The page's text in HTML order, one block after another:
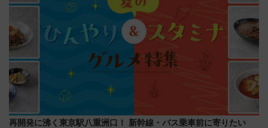
再開発に沸く東京駅八重洲口！ 新幹線・バス乗車前に寄りたい